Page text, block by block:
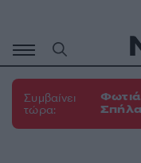
περιεχόμενο
Συμβαίνει
τώρα: